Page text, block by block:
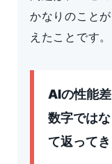
かなりのこと
えたことです。
AIの性能
数字では
て返ってき